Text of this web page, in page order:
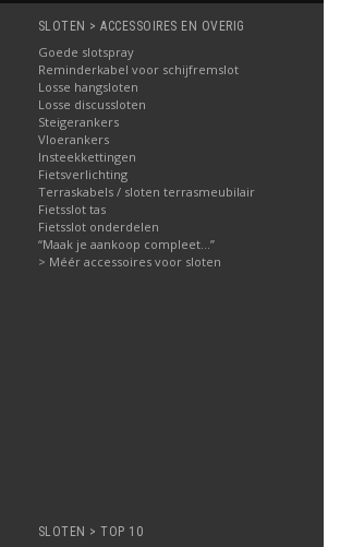
SLOTEN > ACCESSOIRES EN OVERIG
Goede slotspray
Reminderkabel voor schijfremslot
Losse hangsloten
Losse discussloten
Steigerankers
Vloerankers
Insteekkettingen
Fietsverlichting
Terraskabels / sloten terrasmeubilair
Fietsslot tas
Fietsslot onderdelen
“Maak je aankoop compleet…”
> Méér accessoires voor sloten
SLOTEN > TOP 10